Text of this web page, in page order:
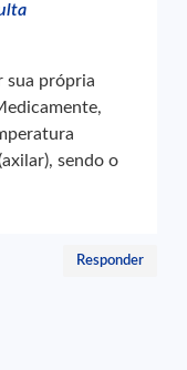
sua própria
sendo o
Responder